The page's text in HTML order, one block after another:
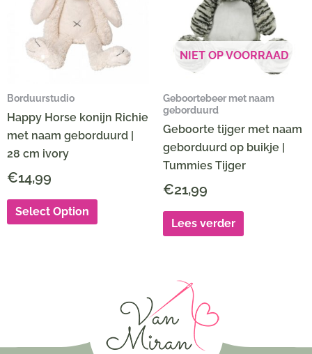
Borduurstudio
Happy Horse konijn Richie
met naam geborduurd |
28 cm ivory
€14,99
Select Option
NIET OP VOORRAAD
Geboortebeer met naam
geborduurd
Geboorte tijger met naam
geborduurd op buikje |
Tummies Tijger
€21,99
Lees verder